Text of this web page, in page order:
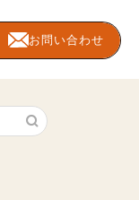
お問い合わせ